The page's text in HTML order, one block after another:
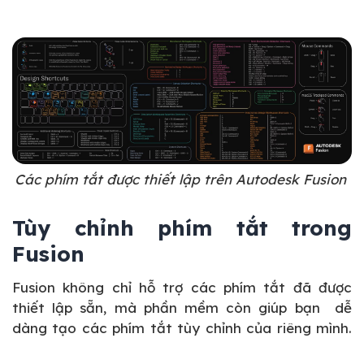
Các phím tắt được thiết lập trên Autodesk Fusion
Tùy chỉnh phím tắt trong
Fusion
Fusion không chỉ hỗ trợ các phím tắt đã được
thiết lập sẵn, mà phần mềm còn giúp bạn dễ
dàng tạo các phím tắt tùy chỉnh của riêng mình.